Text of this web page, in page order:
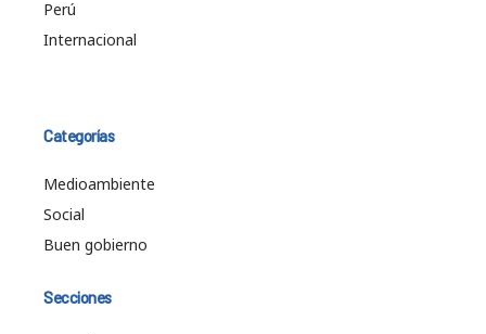
Perú
Internacional
Categorías
Medioambiente
Social
Buen gobierno
Secciones